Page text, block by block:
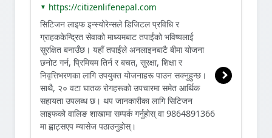
▼ https://citizenlifenepal.com
सिटिजन लाइफ इन्स्योरेन्सले डिजिटल प्रविधि र
ग्राहककेन्द्रित सेवाको माध्यमबाट तपाईंको भविष्यलाई
सुरक्षित बनाउँछ। यहाँ तपाईंले अनलाइनबाटै बीमा योजना
छनोट गर्न, प्रिमियम तिर्न र बचत, सुरक्षा, शिक्षा र
निवृत्तिभरणका लागि उपयुक्त योजनाहरू पाउन सक्नुहुन्छ।
साथै, २० वटा घातक रोगहरूको उपचारमा समेत आर्थिक
सहायता उपलब्ध छ। थप जानकारीका लागि सिटिजन
लाइफको वालिङ शाखामा सम्पर्क गर्नुहोस् वा 9864891366
मा ह्वाट्सएप म्यासेज पठाउनुहोस्।